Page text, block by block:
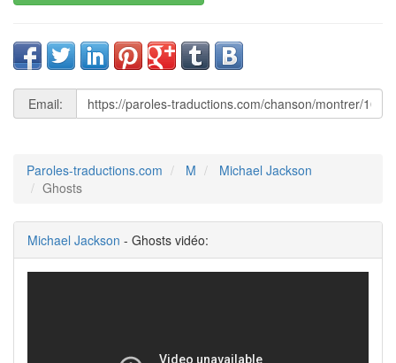
Email:
Paroles-traductions.com M
Michael Jackson
Ghosts
Michael Jackson - Ghosts vidéo: